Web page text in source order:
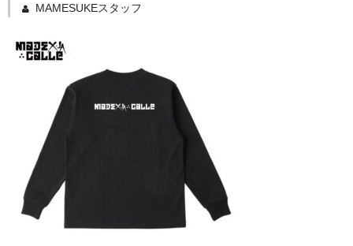
全商品（ウェア）
Tシャツ
ロングTシャツ
ゲームシャツ
コーチジャケット
スウェット＆フーディ
MAMESUKEスタッフ